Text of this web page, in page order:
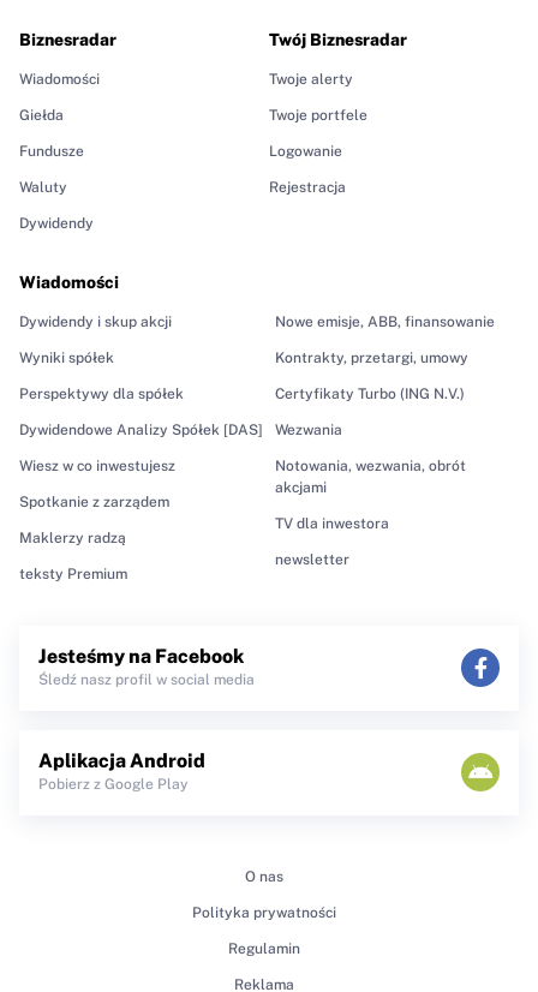
Biznesradar
Wiadomości
Giełda
Fundusze
Waluty
Dywidendy
Wiadomości
Dywidendy i skup akcji
Wyniki spółek
Perspektywy dla spółek
Dywidendowe Analizy Spółek [DAS]
Wiesz w co inwestujesz
Spotkanie z zarządem
Maklerzy radzą
teksty Premium
Nowe emisje, ABB, finansowanie
Kontrakty, przetargi, umowy
Certyfikaty Turbo (ING N.V.)
Wezwania
Notowania, wezwania, obrót
akcjami
TV dla inwestora
newsletter
Twój Biznesradar
Twoje alerty
Twoje portfele
Logowanie
Rejestracja
Jesteśmy na Facebook
Śledź nasz profil w social media
Aplikacja Android
Pobierz z Google Play
O nas
Polityka prywatności
Regulamin
Reklama